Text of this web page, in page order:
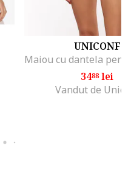
UNICONF
3488 lei
Vandut de